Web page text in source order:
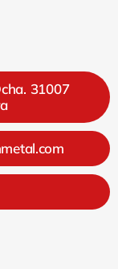
31007